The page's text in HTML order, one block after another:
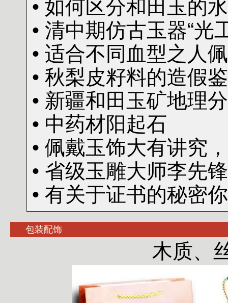
• 如何区分和田玉的
• 清中期仿古玉器“光
• 适合不同血型之人
• 秋梨皮籽料的造假
• 新疆和田玉矿地理
• 中药材阳起石
• 佩戴玉饰大有讲究
• 省级玉雕大师李先
• 有关于证书的秘密
包装配饰
木质、